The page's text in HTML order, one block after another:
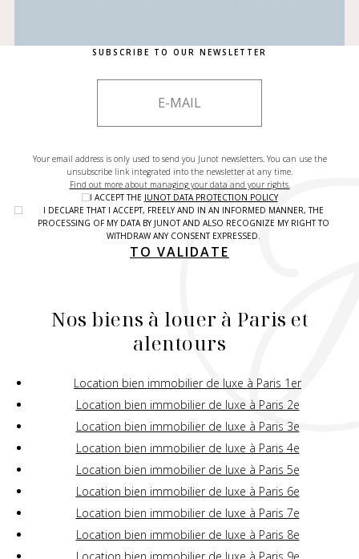
SUBSCRIBE TO OUR NEWSLETTER
Your email address is only used to send you Junot newsletters. You can use the
unsubscribe link integrated into the newsletter at any time.
Find out more about managing your data and your rights.
I ACCEPT THE JUNOT DATA PROTECTION POLICY
I DECLARE THAT I ACCEPT, FREELY AND IN AN INFORMED MANNER, THE
PROCESSING OF MY DATA BY JUNOT AND ALSO RECOGNIZE MY RIGHT TO
WITHDRAW ANY CONSENT EXPRESSED.
TO VALIDATE
Nos biens à louer à Paris et
alentours
Location bien immobilier de luxe à Paris 1er
Location bien immobilier de luxe à Paris 2e
Location bien immobilier de luxe à Paris 3e
Location bien immobilier de luxe à Paris 4e
Location bien immobilier de luxe à Paris 5e
Location bien immobilier de luxe à Paris 6e
Location bien immobilier de luxe à Paris 7e
Location bien immobilier de luxe à Paris 8e